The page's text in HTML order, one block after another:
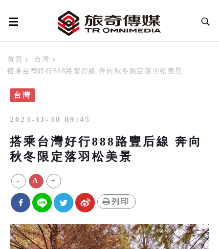
首頁
台灣
搭乘台灣好行888路豐后線 奔向秋冬限定落羽松美景
台灣
2023-11-30 09:45
搭乘台灣好行888路豐后線 奔向
秋冬限定落羽松美景
- A +
列印